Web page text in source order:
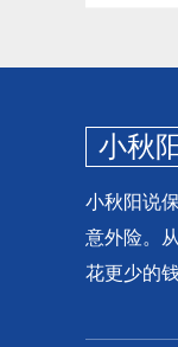
小秋
小秋阳说
意外险。
花更少的